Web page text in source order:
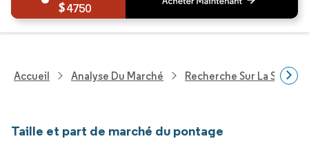
4750
Accueil Analyse Du Marché Recherche Sur La Santé
Taille et part de marché du pontage